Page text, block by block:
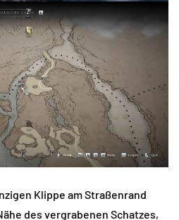
Klippe am Straßenrand
des vergrabenen Schatzes,